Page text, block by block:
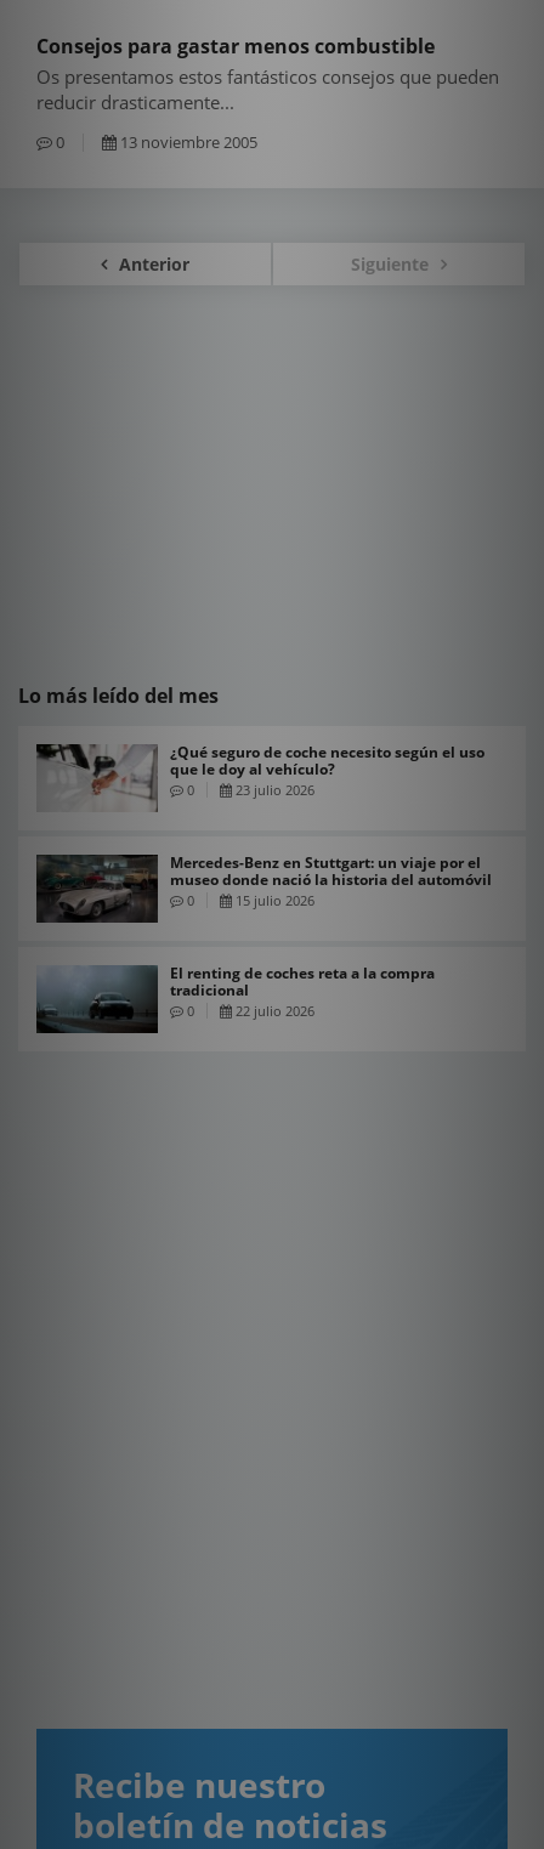
Consejos para gastar menos combustible
Os presentamos estos fantásticos consejos que pueden
reducir drasticamente...
0 13 noviembre 2005
Anterior Siguiente
Lo más leído del mes
¿Qué seguro de coche necesito según el uso
que le doy al vehículo?
0 23 julio 2026
Mercedes-Benz en Stuttgart: un viaje por el
museo donde nació la historia del automóvil
0 15 julio 2026
El renting de coches reta a la compra
tradicional
0 22 julio 2026
Recibe nuestro
boletín de noticias